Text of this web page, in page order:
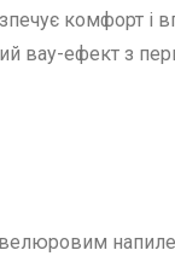
комфорт і
вау-ефект з
велюровим